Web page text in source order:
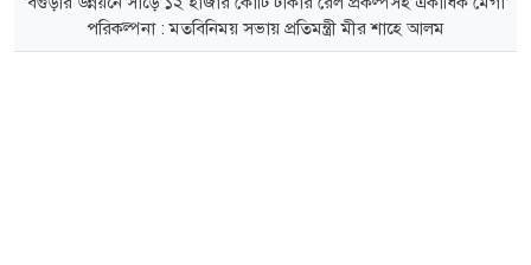
পরিকল্পনা : মতবিনিময় সভায় প্রতিমন্ত্রী মীর শাহে আলম